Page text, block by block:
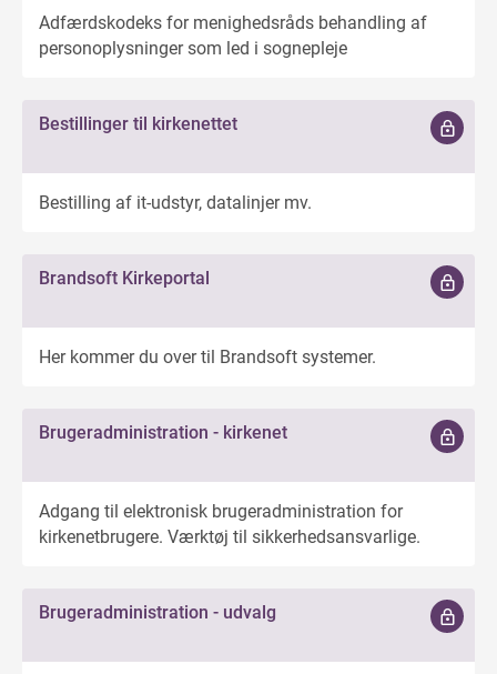
Adfærdskodeks for menighedsråds behandling af
personoplysninger som led i sognepleje
Bestillinger til kirkenettet
Bestilling af it-udstyr, datalinjer mv.
Brandsoft Kirkeportal
Her kommer du over til Brandsoft systemer.
Brugeradministration - kirkenet
Adgang til elektronisk brugeradministration for
kirkenetbrugere. Værktøj til sikkerhedsansvarlige.
Brugeradministration - udvalg